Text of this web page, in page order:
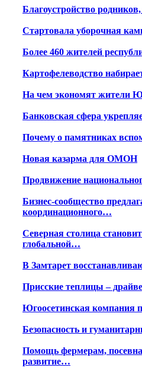
Благоустройство
Стартовала уборочная
Более 460 жителей
Картофелеводство
На чем экономят жители
Банковская сфера
Почему о памятниках
Новая казарма для ОМОН
Продвижение
Бизнес-сообщество
координационного…
Северная столица
глобальной…
В Замтарет
Присские теплицы –
Югоосетинская компания
Безопасность и
Помощь фермерам,
развитие…